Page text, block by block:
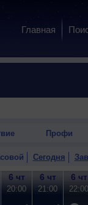
Главная
Профи
Сегодня
6 чт
20:00
6 чт
21:00
6 чт
22:00